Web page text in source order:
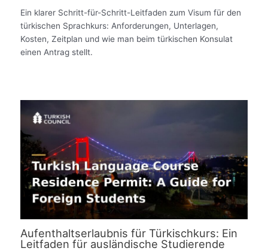
Ein klarer Schritt-für-Schritt-Leitfaden zum Visum für den
türkischen Sprachkurs: Anforderungen, Unterlagen,
Kosten, Zeitplan und wie man beim türkischen Konsulat
einen Antrag stellt.
Aufenthaltserlaubnis für Türkischkurs: Ein
Leitfaden für ausländische Studierende